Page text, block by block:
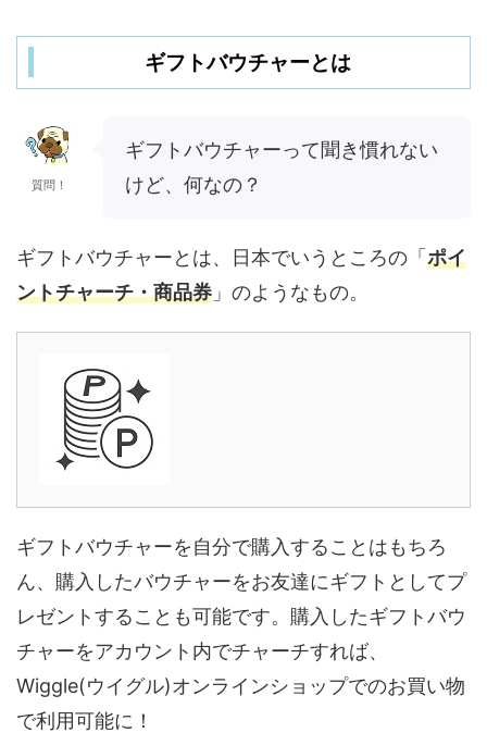
ギフトバウチャーとは
質問！
ギフトバウチャーって聞き慣れない
けど、何なの？
ギフトバウチャーとは、日本でいうところの「 ポイ
ントチャーチ・商品券 」のようなもの。
ギフトバウチャーを自分で購入することはもちろ
ん、購入したバウチャーをお友達にギフトとしてプ
レゼントすることも可能です。購入したギフトバウ
チャーをアカウント内でチャーチすれば、
Wiggle(ウイグル)オンラインショップでのお買い物
で利用可能に！